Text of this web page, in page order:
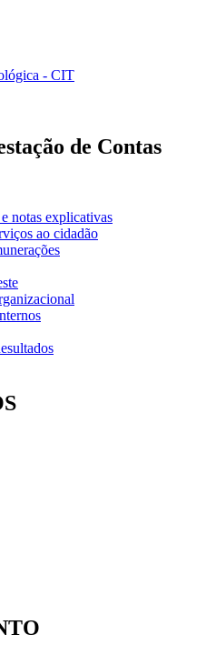
- CIT
de Contas
notas explicativas
ao cidadão